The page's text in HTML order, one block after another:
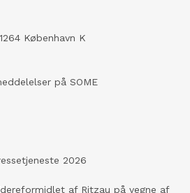
København K
på SOME
2026
af Ritzau på vegne af